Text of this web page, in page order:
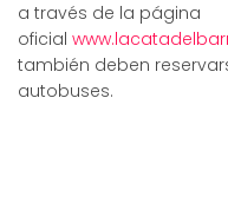
a través de la página
oficial
también deben
autobuses.